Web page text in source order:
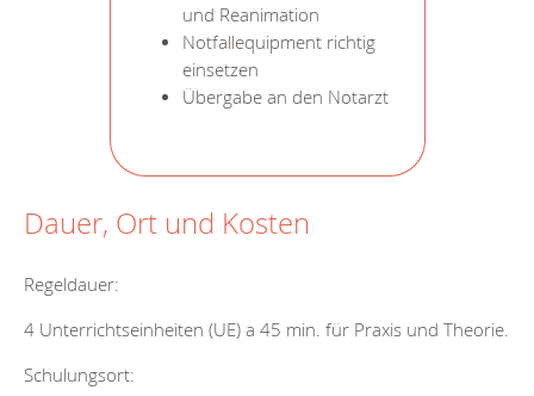
und Reanimation
Notfallequipment richtig
einsetzen
Übergabe an den Notarzt
Dauer, Ort und Kosten
Regeldauer:
4 Unterrichtseinheiten (UE) a 45 min. für Praxis und Theorie.
Schulungsort: